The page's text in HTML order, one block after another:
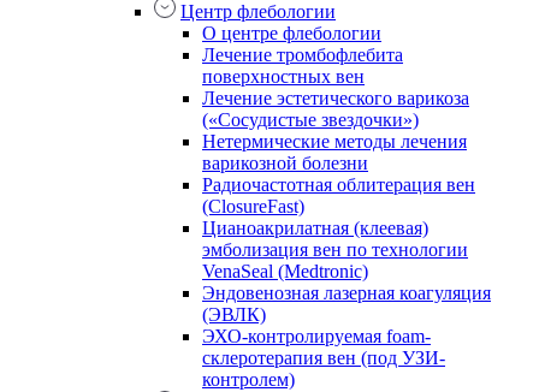
Центр флебологии
О центре флебологии
Лечение тромбофлебита
поверхностных вен
Лечение эстетического варикоза
(«Сосудистые звездочки»)
Нетермические методы лечения
варикозной болезни
Радиочастотная облитерация вен
(ClosureFast)
Цианоакрилатная (клеевая)
эмболизация вен по технологии
VenaSeal (Medtronic)
Эндовенозная лазерная коагуляция
(ЭВЛК)
ЭХО-контролируемая foam-
склеротерапия вен (под УЗИ-
контролем)